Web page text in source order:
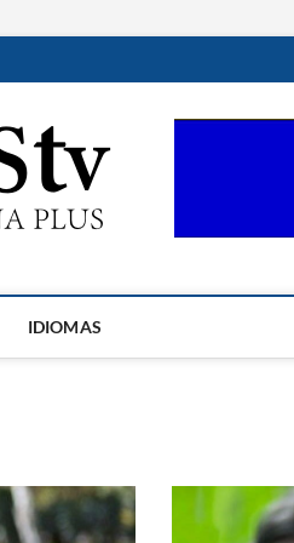
IDIOMAS